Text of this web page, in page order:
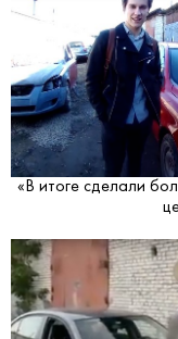
«В итоге сделали